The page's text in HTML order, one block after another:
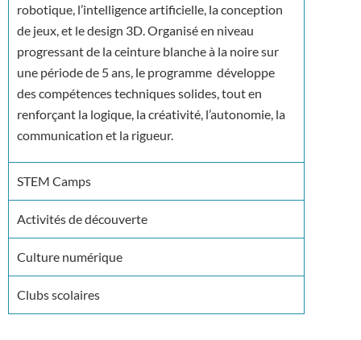
robotique, l’intelligence artificielle, la conception
de jeux, et le design 3D. Organisé en niveau
progressant de la ceinture blanche à la noire sur
une période de 5 ans, le programme développe
des compétences techniques solides, tout en
renforçant la logique, la créativité, l’autonomie, la
communication et la rigueur.
STEM Camps
Activités de découverte
Culture numérique
Clubs scolaires